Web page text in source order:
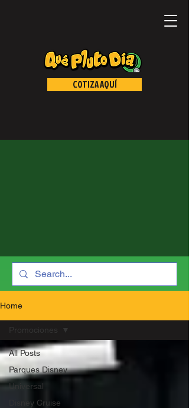
COTIZA AQUÍ
Home
All Posts
Parques Disney
Universal
Disney Cruise
Promociones